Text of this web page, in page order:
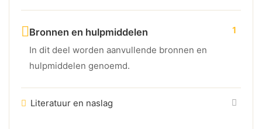
Bronnen en hulpmiddelen
In dit deel worden aanvullende bronnen en
hulpmiddelen genoemd.
1
Literatuur en naslag